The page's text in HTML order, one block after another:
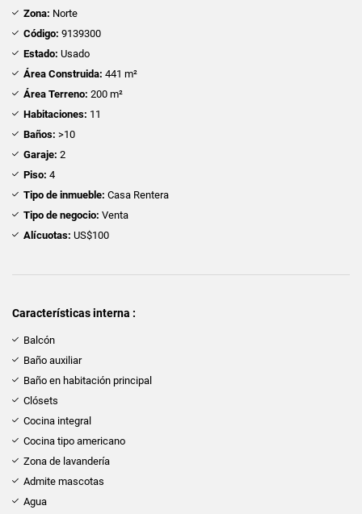
Zona: Norte
Código: 9139300
Estado: Usado
Área Construida: 441 m²
Área Terreno: 200 m²
Habitaciones: 11
Baños: >10
Garaje: 2
Piso: 4
Tipo de inmueble: Casa Rentera
Tipo de negocio: Venta
Alícuotas: US$100
Características interna :
Balcón
Baño auxiliar
Baño en habitación principal
Clósets
Cocina integral
Cocina tipo americano
Zona de lavandería
Admite mascotas
Agua